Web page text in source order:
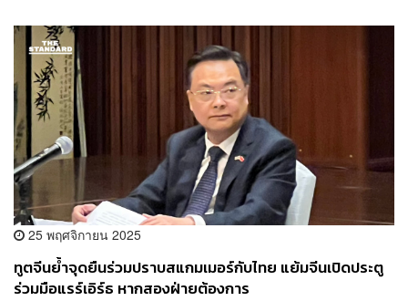
25 พฤศจิกายน 2025
ทูตจีนย้ำจุดยืนร่วมปราบสแกมเมอร์กับไทย แย้มจีนเปิดประตู
ร่วมมือแรร์เอิร์ธ หากสองฝ่ายต้องการ